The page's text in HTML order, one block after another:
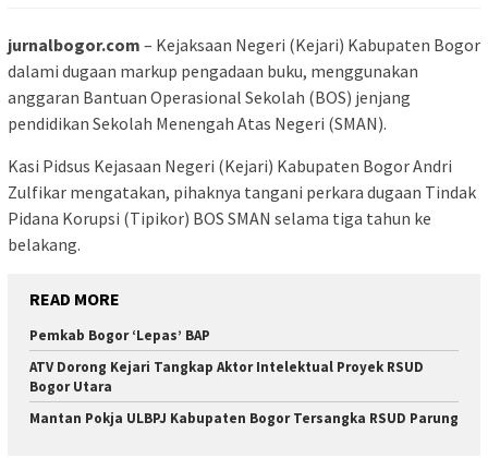
jurnalbogor.com – Kejaksaan Negeri (Kejari) Kabupaten Bogor
dalami dugaan markup pengadaan buku, menggunakan
anggaran Bantuan Operasional Sekolah (BOS) jenjang
pendidikan Sekolah Menengah Atas Negeri (SMAN).
Kasi Pidsus Kejasaan Negeri (Kejari) Kabupaten Bogor Andri
Zulfikar mengatakan, pihaknya tangani perkara dugaan Tindak
Pidana Korupsi (Tipikor) BOS SMAN selama tiga tahun ke
belakang.
READ MORE
Pemkab Bogor ‘Lepas’ BAP
ATV Dorong Kejari Tangkap Aktor Intelektual Proyek RSUD
Bogor Utara
Mantan Pokja ULBPJ Kabupaten Bogor Tersangka RSUD Parung